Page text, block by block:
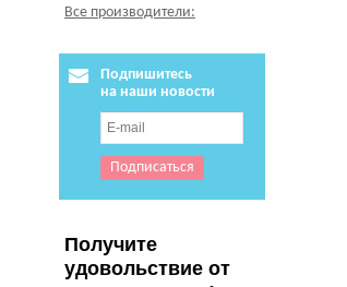
Все производители:
Подпишитесь
на наши новости
Получите
удовольствие от